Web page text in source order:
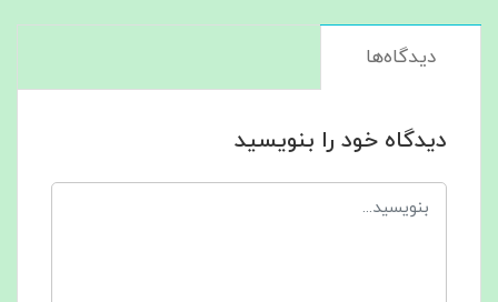
دیدگاه‌ها
دیدگاه خود را بنویسید